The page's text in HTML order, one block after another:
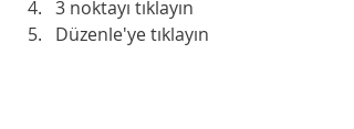
3 noktayı tıklayın
Düzenle'ye tıklayın